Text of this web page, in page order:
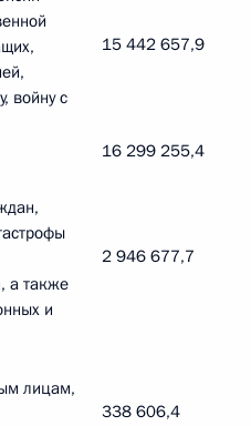
войну с
15 442 657,9
16 299 255,4
а также
и
2 946 677,7
лицам,
338 606,4